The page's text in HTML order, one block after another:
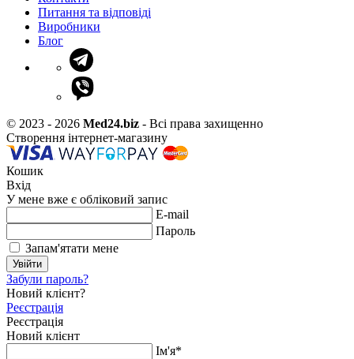
Питання та відповіді
Виробники
Блог
© 2023 - 2026 Med24.biz - Всі права захищенно
Створення інтернет-магазину
Кошик
Вхід
У мене вже є обліковий запис
E-mail
Пароль
Запам'ятати мене
Увійти
Забули пароль?
Новий клієнт?
Реєстрація
Реєстрація
Новий клієнт
Ім'я*